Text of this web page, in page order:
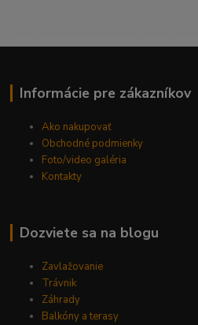
Informácie pre zákazníkov
Ako nakupovať
Obchodné podmienky
Foto/video galéria
Kontakty
Dozviete sa na blogu
Zavlažovanie
Trávnik
Záhrady
Balkóny a terasy